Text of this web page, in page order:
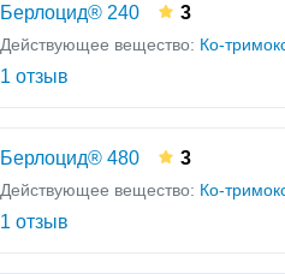
Берлоцид® 240 3
Действующее вещество: Ко-
1 отзыв
Берлоцид® 480 3
Действующее вещество: Ко-
1 отзыв